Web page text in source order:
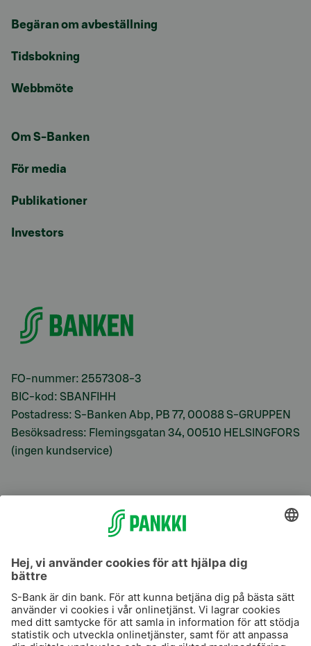
Begäran om avbeställning
Tidsbokning
Webbmöte
Om S-Banken
För media
Publikationer
Investors
FO-nummer: 2557308-3
BIC-kod: SBANFIHH
Postadress: S-Banken Abp, PB 77, 00088 S-GRUPPEN
Besöksadress: Flemingsgatan 34, 00510 HELSINGFORS
(ingen kundservice)
S-Prime